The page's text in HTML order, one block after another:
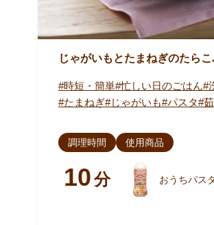
じゃがいもとたまねぎのたらこ
時短・簡単 忙しい日のごはん
たまねぎ じゃがいも パスタ
調理時間
10分
使用商品
おうちパス